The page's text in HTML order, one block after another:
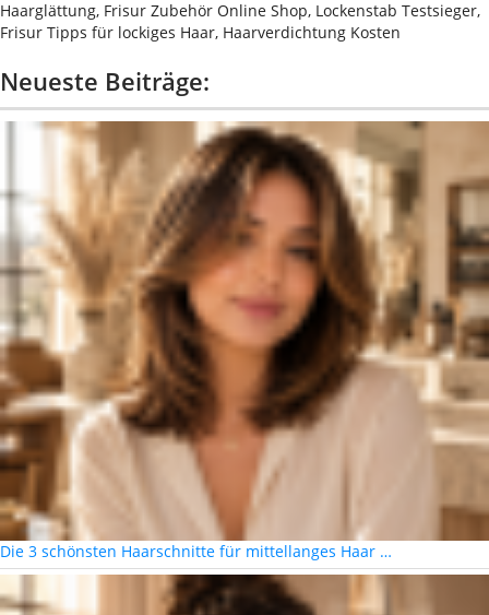
Haarglättung, Frisur Zubehör Online Shop, Lockenstab Testsieger,
Frisur Tipps für lockiges Haar, Haarverdichtung Kosten
Neueste Beiträge:
Die 3 schönsten Haarschnitte für mittellanges Haar …